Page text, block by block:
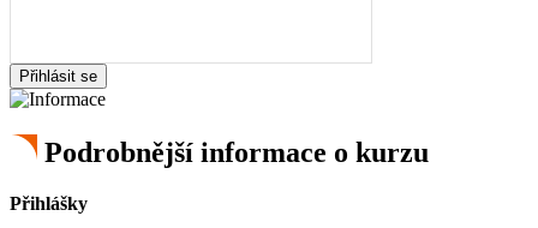
Přihlásit se
Podrobnější informace o kurzu
Přihlášky